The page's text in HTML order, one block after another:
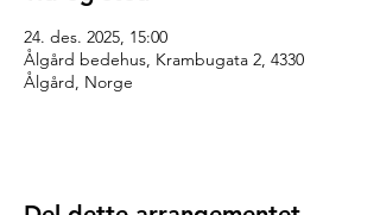
24. des. 2025, 15:00
Ålgård bedehus, Krambugata 2, 4330
Ålgård, Norge